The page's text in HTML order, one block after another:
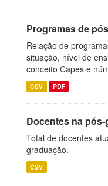
Programas de
Relação de
situação, nível de
conceito Capes e
CSV PDF
Docentes na
Total de docentes
graduação.
CSV